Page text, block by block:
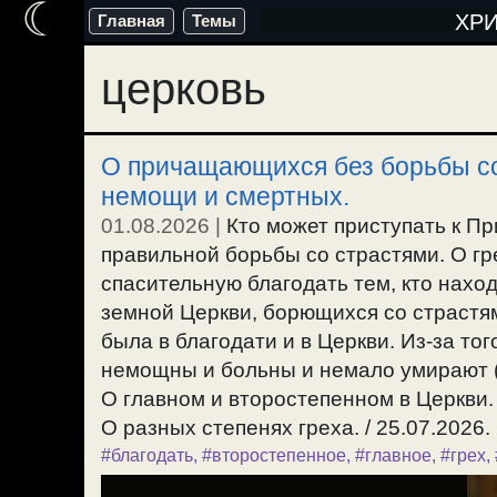
Перейти
содержимому
Главная Темы
церковь
О причащающихся без борьбы
немощи и смертных.
01.08.2026
Кто может приступать к
правильной борьбы со страстями. О
спасительную благодать тем, кто
земной Церкви, борющихся со
была в благодати и в Церкви. Из-за
немощны и больны и немало умирают
О главном и второстепенном в
О разных степенях греха. / 25.07.2026.
#благодать, #второстепенное, #главное, #грех,
☾